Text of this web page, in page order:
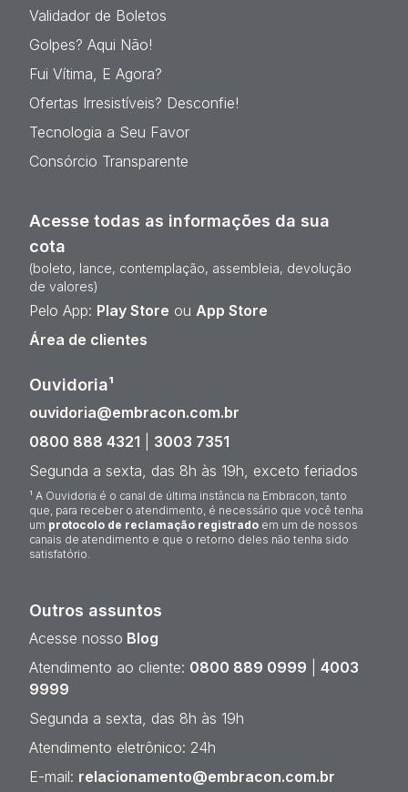
Validador de Boletos
Golpes? Aqui Não!
Fui Vítima, E Agora?
Ofertas Irresistíveis? Desconfie!
Tecnologia a Seu Favor
Consórcio Transparente
Acesse todas as informações da sua
cota
(boleto, lance, contemplação, assembleia, devolução
de valores)
Pelo App: Play Store ou App Store
Área de clientes
Ouvidoria¹
ouvidoria@embracon.com.br
0800 888 4321
3003 7351
Segunda a sexta, das 8h às 19h, exceto feriados
¹ A Ouvidoria é o canal de última instância na Embracon, tanto
que, para receber o atendimento, é necessário que você tenha
um protocolo de reclamação registrado em um de nossos
canais de atendimento e que o retorno deles não tenha sido
satisfatório.
Outros assuntos
Acesse nosso Blog
Atendimento ao cliente: 0800 889 0999
4003
9999
Segunda a sexta, das 8h às 19h
Atendimento eletrônico: 24h
E-mail: relacionamento@embracon.com.br